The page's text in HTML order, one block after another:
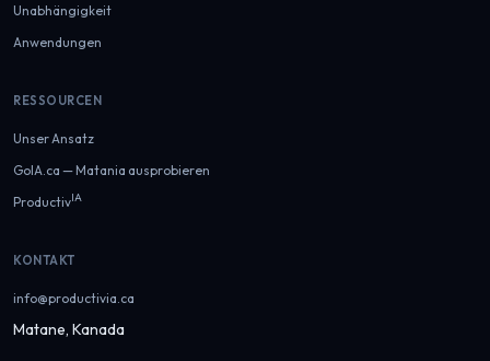
Unabhängigkeit
Anwendungen
RESSOURCEN
Unser Ansatz
GoIA.ca — Matania ausprobieren
ProductivIA
KONTAKT
info@productivia.ca
Matane, Kanada